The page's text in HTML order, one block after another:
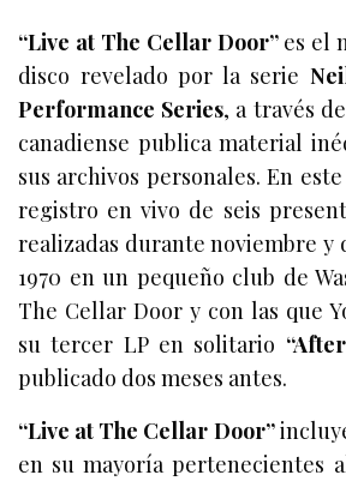
“Live at The Cellar Door”es el
disco revelado por la serie
Performance Series, a través
canadiense publica material
sus archivos personales. En
registro en vivo de seis
realizadas durante noviembre y
1970 en un pequeño club de
The Cellar Door y con las que
su tercer LP en solitario
publicado dos meses antes.
“Live at The Cellar Door”
en su mayoría pertenecientes